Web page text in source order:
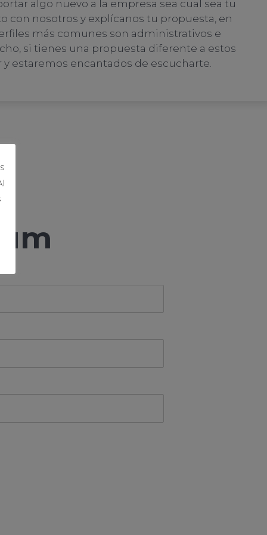
algo nuevo a la empresa sea cual sea tu
con nosotros y explícanos tu propuesta, en
más comunes son administrativos e
si tienes una propuesta diferente a estos
y estaremos encantados de escucharte.